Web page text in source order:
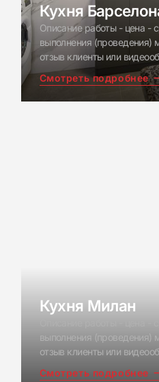
ИНФОРМАЦИЯ
ОТЗЫВЫ
КОНТАКТЫ
Кухня
Описание работы - цена -
выполнения (проведения)
отзыв клиенты или
Смотреть подробнее
Кухня Милан
выполнения
отзыв клиенты или
Смотреть подробнее